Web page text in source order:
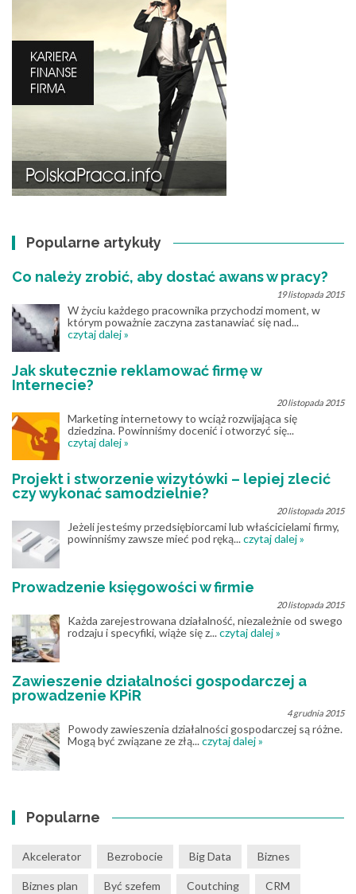
Popularne artykuły
Co należy zrobić, aby dostać awans w pracy?
19 listopada 2015
W życiu każdego pracownika przychodzi moment, w
którym poważnie zaczyna zastanawiać się nad...
czytaj dalej »
Jak skutecznie reklamować firmę w
Internecie?
20 listopada 2015
Marketing internetowy to wciąż rozwijająca się
dziedzina. Powinniśmy docenić i otworzyć się...
czytaj dalej »
Projekt i stworzenie wizytówki – lepiej zlecić
czy wykonać samodzielnie?
20 listopada 2015
Jeżeli jesteśmy przedsiębiorcami lub właścicielami firmy,
powinniśmy zawsze mieć pod ręką...czytaj dalej »
Prowadzenie księgowości w firmie
20 listopada 2015
Każda zarejestrowana działalność, niezależnie od swego
rodzaju i specyfiki, wiąże się z...czytaj dalej »
Zawieszenie działalności gospodarczej a
prowadzenie KPiR
4 grudnia 2015
Powody zawieszenia działalności gospodarczej są różne.
Mogą być związane ze złą...czytaj dalej »
Popularne
Akcelerator Bezrobocie Big Data Biznes
Biznes plan Być szefem Coutching CRM